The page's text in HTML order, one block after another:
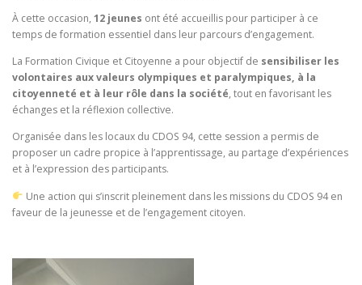
À cette occasion, 12 jeunes ont été accueillis pour participer à ce
temps de formation essentiel dans leur parcours d’engagement.
La Formation Civique et Citoyenne a pour objectif de sensibiliser les
volontaires aux valeurs olympiques et paralympiques, à la
citoyenneté et à leur rôle dans la société, tout en favorisant les
échanges et la réflexion collective.
Organisée dans les locaux du CDOS 94, cette session a permis de
proposer un cadre propice à l’apprentissage, au partage d’expériences
et à l’expression des participants.
Une action qui s’inscrit pleinement dans les missions du CDOS 94 en
faveur de la jeunesse et de l’engagement citoyen.